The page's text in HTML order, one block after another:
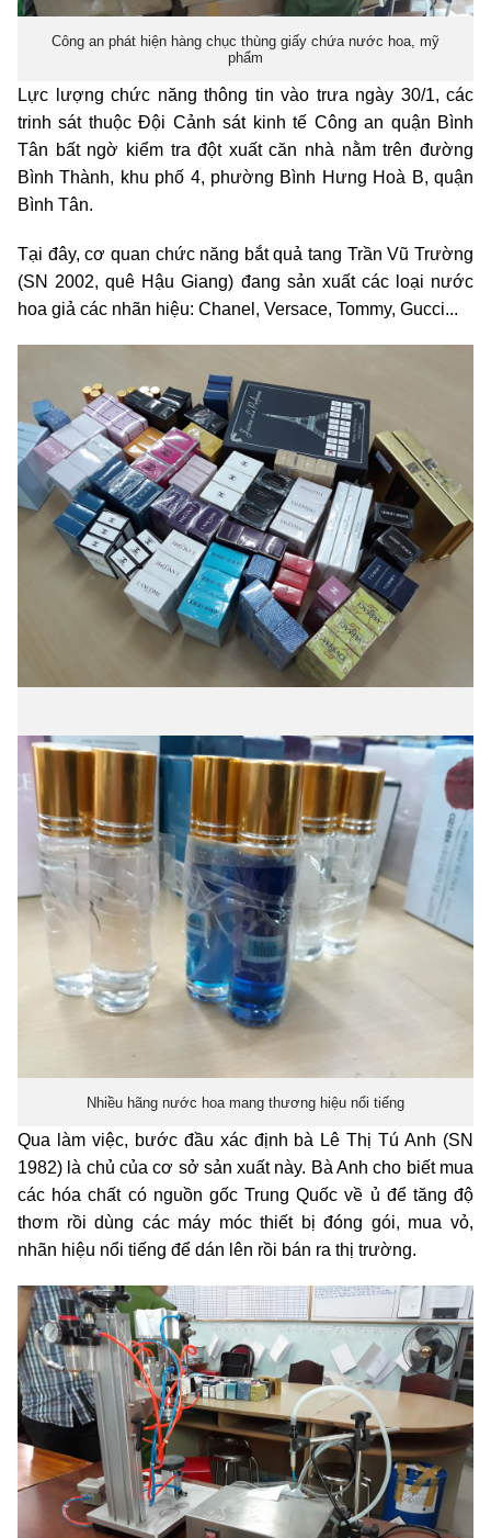
Công an phát hiện hàng chục thùng giấy chứa nước hoa, mỹ
phẩm
Lực lượng chức năng thông tin vào trưa ngày 30/1, các
trinh sát thuộc Đội Cảnh sát kinh tế Công an quận Bình
Tân bất ngờ kiểm tra đột xuất căn nhà nằm trên đường
Bình Thành, khu phố 4, phường Bình Hưng Hoà B, quận
Bình Tân.
Tại đây, cơ quan chức năng bắt quả tang Trần Vũ Trường
(SN 2002, quê Hậu Giang) đang sản xuất các loại nước
hoa giả các nhãn hiệu: Chanel, Versace, Tommy, Gucci...
Nhiều hãng nước hoa mang thương hiệu nổi tiếng
Qua làm việc, bước đầu xác định bà Lê Thị Tú Anh (SN
1982) là chủ của cơ sở sản xuất này. Bà Anh cho biết mua
các hóa chất có nguồn gốc Trung Quốc về ủ để tăng độ
thơm rồi dùng các máy móc thiết bị đóng gói, mua vỏ,
nhãn hiệu nổi tiếng để dán lên rồi bán ra thị trường.